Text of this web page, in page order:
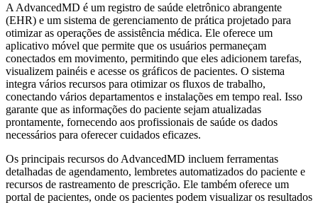
A AdvancedMD é um registro de saúde eletrônico abrangente
(EHR) e um sistema de gerenciamento de prática projetado para
otimizar as operações de assistência médica. Ele oferece um
aplicativo móvel que permite que os usuários permaneçam
conectados em movimento, permitindo que eles adicionem tarefas,
visualizem painéis e acesse os gráficos de pacientes. O sistema
integra vários recursos para otimizar os fluxos de trabalho,
conectando vários departamentos e instalações em tempo real. Isso
garante que as informações do paciente sejam atualizadas
prontamente, fornecendo aos profissionais de saúde os dados
necessários para oferecer cuidados eficazes.
Os principais recursos do AdvancedMD incluem ferramentas
detalhadas de agendamento, lembretes automatizados do paciente e
recursos de rastreamento de prescrição. Ele também oferece um
portal de pacientes, onde os pacientes podem visualizar os resultados